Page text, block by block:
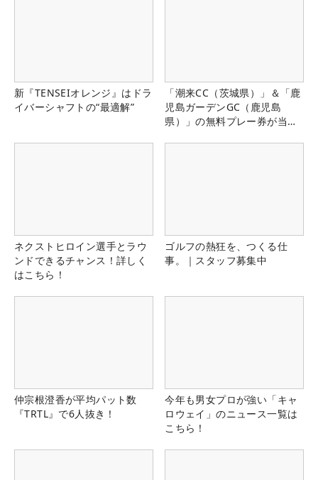
新『TENSEIオレンジ』はドラ
イバーシャフトの“最適解”
「潮来CC（茨城県）」＆「鹿
児島ガーデンGC（鹿児島
県）」の無料プレー券が当た
ネクストヒロイン選手とラウ
ンドできるチャンス！詳しく
はこちら！
ゴルフの熱狂を、つくる仕
事。｜スタッフ募集中
仲宗根澄香が平均パット数
『TRTL』で6人抜き！
今年も男女プロが強い「キャ
ロウェイ」のニュース一覧は
こちら！